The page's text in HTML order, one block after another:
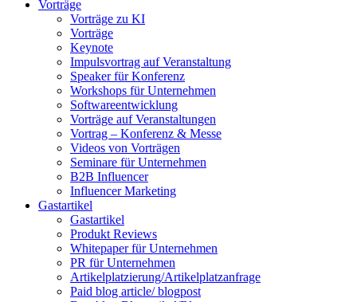
Vorträge
Vorträge zu KI
Vorträge
Keynote
Impulsvortrag auf Veranstaltung
Speaker für Konferenz
Workshops für Unternehmen
Softwareentwicklung
Vorträge auf Veranstaltungen
Vortrag – Konferenz & Messe
Videos von Vorträgen
Seminare für Unternehmen
B2B Influencer
Influencer Marketing
Gastartikel
Gastartikel
Produkt Reviews
Whitepaper für Unternehmen
PR für Unternehmen
Artikelplatzierung/Artikelplatzanfrage
Paid blog article/ blogpost